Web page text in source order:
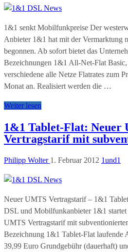
1&1 senkt Mobilfunkpreise Der
Anbieter 1&1 hat mit der Vermarktung
begonnen. Ab sofort bietet das
Bezeichnungen 1&1 All-Net-Flat
verschiedene alle Netze Flatrates zum
Monat an. Realisiert werden die …
Weiter lesen
1&1 Tablet-Flat: Neuer
Vertragstarif mit
Philipp Wolter 1. Februar 2012 1und1
Neuer UMTS Vertragstarif – 1&1
DSL und Mobilfunkanbieter 1&1 startet
UMTS Vertragstarif mit
Bezeichnung 1&1 Tablet-Flat laufende
39,99 Euro Grundgebühr (dauerhaft)